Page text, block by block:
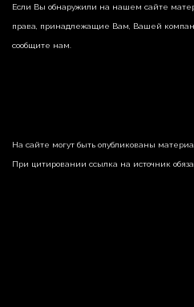
Если Вы обнаружили на нашем сайте
права, принадлежащие Вам, Вашей
сообщите нам.
На сайте могут быть опубликованы
При цитировании ссылка на источник